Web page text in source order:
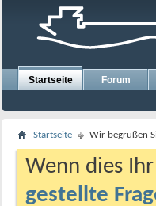
Startseite Forum
Startseite Wir begrüßen
Wenn dies
gestellte